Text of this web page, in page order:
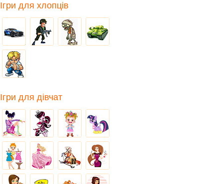
Ігри для хлопців
Ігри для дівчат